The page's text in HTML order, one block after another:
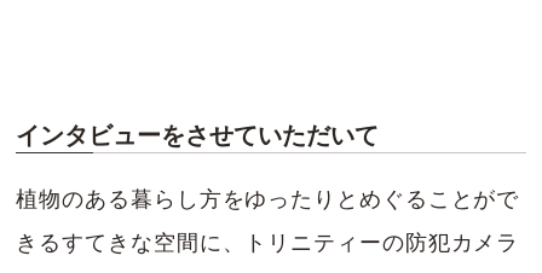
インタビューをさせていただいて
植物のある暮らし方をゆったりとめぐることがで
きるすてきな空間に、トリニティーの防犯カメラ